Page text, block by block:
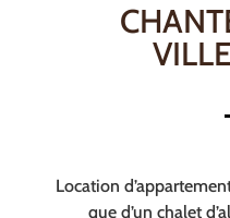
Location
que d’un chalet